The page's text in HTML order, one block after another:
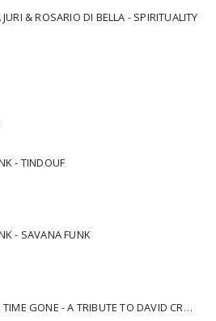
& ROSARIO DI BELLA - SPIRITUALITY
- TINDOUF
- SAVANA FUNK
AAVV LONG TIME GONE - A TRIBUTE TO DAVID CROSBY